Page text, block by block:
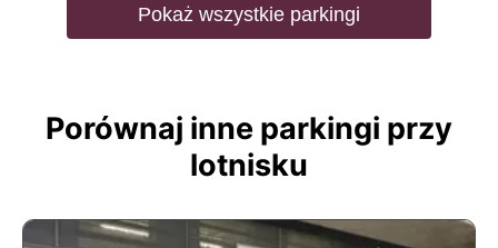
Pokaż wszystkie parkingi
Porównaj inne parkingi przy
lotnisku